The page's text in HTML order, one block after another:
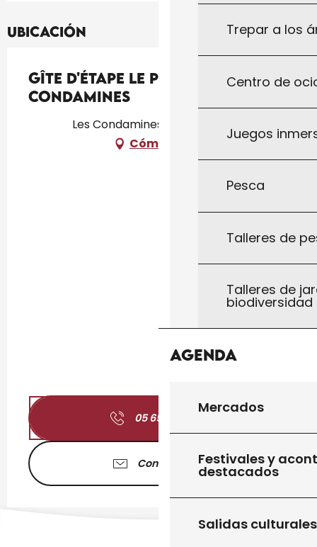
Trepar a los
Centro de
Juegos
Pesca
Talleres de
Talleres de
biodiversidad
Agenda
Mercados
Festivales y
destacados
Salidas culturales
Ubicación
Gîte d'Étape Le Pigeonnier Des
Condamines
Les Condamines, 46340 Salviac
Cómo llegar
05 65 27 52
Contáctenos